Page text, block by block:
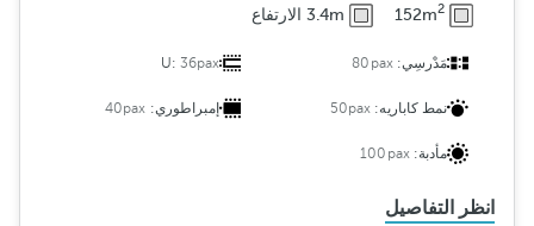
152m2 3.4m الارتفاع
مَدْرسِي:80pax
U: 36pax
نمط كاباريه: 50pax إمبراطوري: 40pax
مأدبة:100pax
انظر التفاصيل